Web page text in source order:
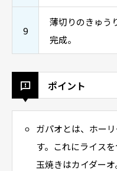
9
薄切りのきゅう
完成。
ポイント
ガパオとは、ホー
す。これにライス
玉焼きはカイダー